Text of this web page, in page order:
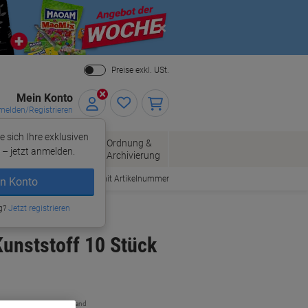
Close
Preise exkl. USt.
Mein Konto
Registrieren
sich Ihre exklusiven
jetzt anmelden.
Konto
Jetzt registrieren
Bürobedarf
Ordnung &
Archivierung
Bestellen mit Artikelnummer
10 Stück
zzgl. Versand